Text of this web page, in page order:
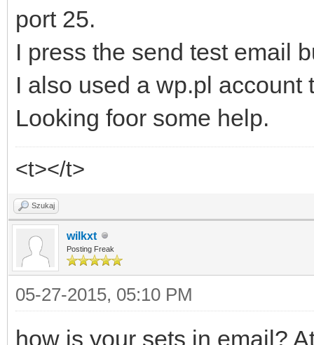
port 25.
I press the send test email
I also used a wp.pl account
Looking foor some help.
<t></t>
Szukaj
wilkxt
Posting Freak
05-27-2015, 05:10 PM
how is your sets in email?